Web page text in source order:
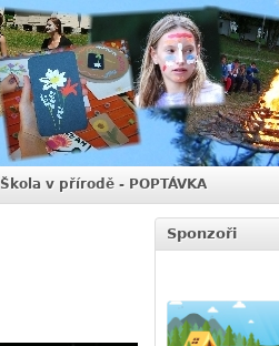
Škola v přírodě - POPTÁVKA
Sponzoři